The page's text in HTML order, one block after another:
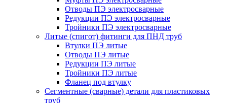
Отводы ПЭ электросварные
Редукции ПЭ электросварные
Тройники ПЭ электросварные
Литые (спигот) фитинги для ПНД труб
Втулки ПЭ литые
Отводы ПЭ литые
Редукции ПЭ литые
Тройники ПЭ литые
Фланец под втулку
Сегментные (сварные) детали для пластиковых
труб